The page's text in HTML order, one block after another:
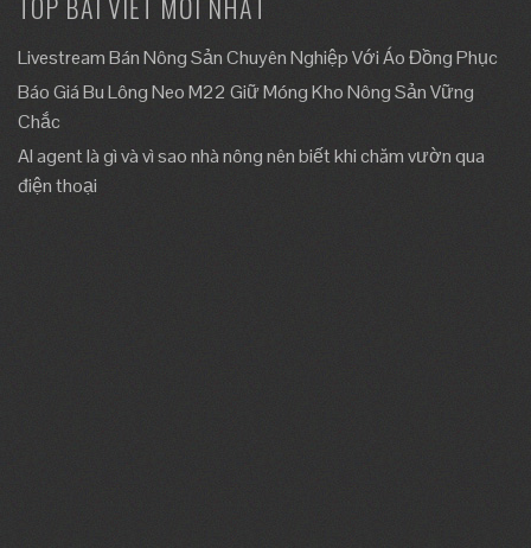
TOP BÀI VIẾT MỚI NHẤT
Livestream Bán Nông Sản Chuyên Nghiệp Với Áo Đồng Phục
Báo Giá Bu Lông Neo M22 Giữ Móng Kho Nông Sản Vững
Chắc
AI agent là gì và vì sao nhà nông nên biết khi chăm vườn qua
điện thoại